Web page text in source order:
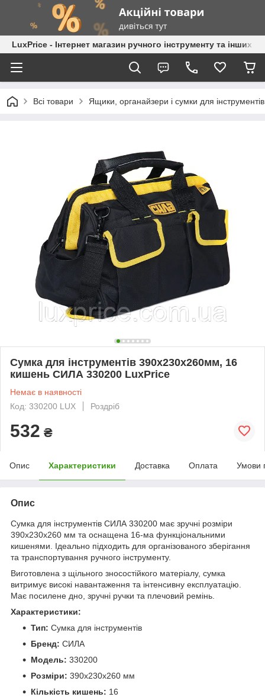
LuxPrice - Інтернет магазин ручного інструменту та інших
Всі товари Ящики, органайзери і сумки для інструментів
Сумка для інструментів 390х230х260мм, 16
кишень СИЛА 330200 LuxPrice
Немає в наявності
Код: 330200 LUX
Роздріб
532 ₴
Опис Характеристики Доставка Оплата Умови
Опис
Сумка для інструментів СИЛА 330200 має зручні розміри
390х230х260 мм та оснащена 16-ма функціональними
кишенями. Ідеально підходить для організованого зберігання
та транспортування ручного інструменту.
Виготовлена з щільного зносостійкого матеріалу, сумка
витримує високі навантаження та інтенсивну експлуатацію.
Має посилене дно, зручні ручки та плечовий ремінь.
Характеристики:
Тип: Сумка для інструментів
Бренд: СИЛА
Модель: 330200
Розміри: 390х230х260 мм
Кількість кишень: 16